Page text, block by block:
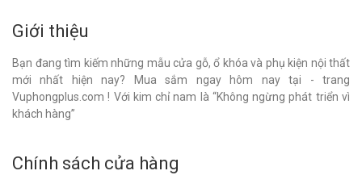
Giới thiệu
Bạn đang tìm kiếm những mẫu cửa gỗ, ổ khóa và phụ kiện nội thất
mới nhất hiện nay? Mua sắm ngay hôm nay tại - trang
Vuphongplus.com ! Với kim chỉ nam là “Không ngừng phát triển vì
khách hàng”
Chính sách cửa hàng